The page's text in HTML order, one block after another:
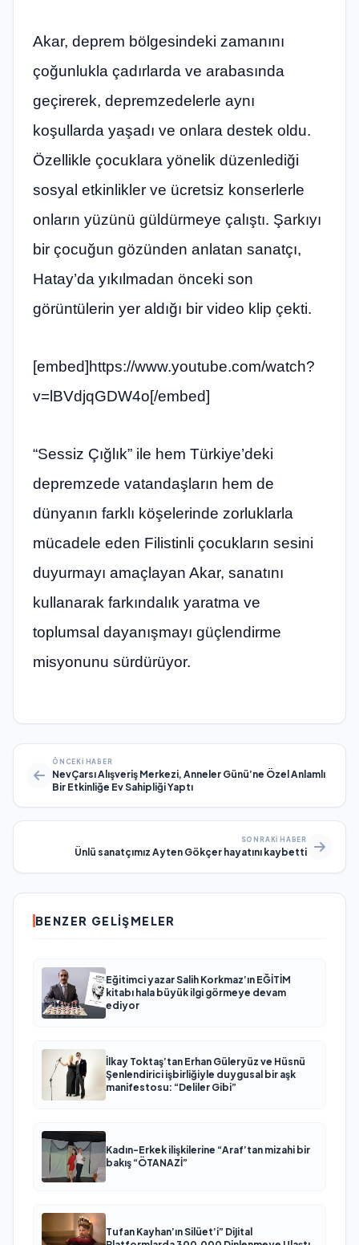
Akar, deprem bölgesindeki zamanını
çoğunlukla çadırlarda ve arabasında
geçirerek, depremzedelerle aynı
koşullarda yaşadı ve onlara destek oldu.
Özellikle çocuklara yönelik düzenlediği
sosyal etkinlikler ve ücretsiz konserlerle
onların yüzünü güldürmeye çalıştı. Şarkıyı
bir çocuğun gözünden anlatan sanatçı,
Hatay’da yıkılmadan önceki son
görüntülerin yer aldığı bir video klip çekti.
[embed]https://www.youtube.com/watch?
v=lBVdjqGDW4o[/embed]
“Sessiz Çığlık” ile hem Türkiye’deki
depremzede vatandaşların hem de
dünyanın farklı köşelerinde zorluklarla
mücadele eden Filistinli çocukların sesini
duyurmayı amaçlayan Akar, sanatını
kullanarak farkındalık yaratma ve
toplumsal dayanışmayı güçlendirme
misyonunu sürdürüyor.
ÖNCEKI HABER
NevÇarsı Alışveriş Merkezi, Anneler Günü’ne Özel Anlamlı
Bir Etkinliğe Ev Sahipliği Yaptı
SONRAKI HABER
Ünlü sanatçımız Ayten Gökçer hayatını kaybetti
BENZER GELIŞMELER
Eğitimci yazar Salih Korkmaz’ın EĞİTİM
kitabı hala büyük ilgi görmeye devam
ediyor
İlkay Toktaş’tan Erhan Güleryüz ve Hüsnü
Şenlendirici işbirliğiyle duygusal bir aşk
manifestosu: “Deliler Gibi”
Kadın-Erkek ilişkilerine “Araf’tan mizahi bir
bakış “ÖTANAZİ”
Tufan Kayhan’ın Silüet’i” Dijital